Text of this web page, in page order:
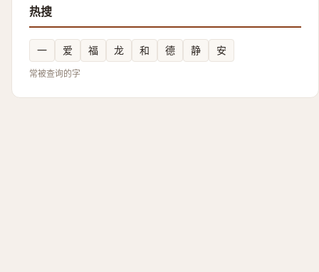
热搜
一 爱 福 龙 和 德 静 安
常被查询的字